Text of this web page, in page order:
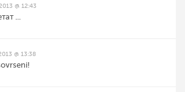
@ 12:43
...
@ 13:38